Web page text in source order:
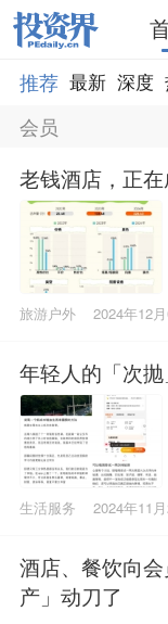
推荐 最新 深度
会员
老钱酒店，正在
旅游户外 2024年12
年轻人的「次
生活服务 2024年11
酒店、餐饮向
产」动刀了